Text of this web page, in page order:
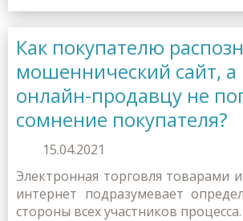
Как покупателю
мошеннический сайт, а
онлайн-продавцу не
сомнение покупателя?
15.04.2021
Электронная торговля товарами и
интернет подразумевает
стороны всех участников процесса.